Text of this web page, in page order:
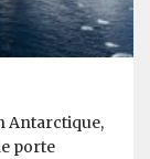
Antarctique,
porte